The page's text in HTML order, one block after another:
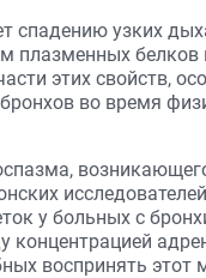
спадению узких
плазменных белков
этих свойств,
во время
у больных с
концентрацией
воспринять этот